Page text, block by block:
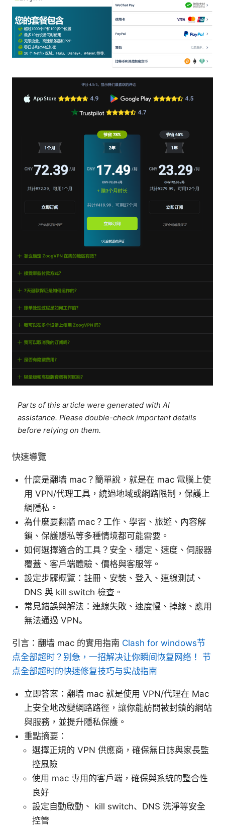
Parts of this article were generated with AI
assistance. Please double-check important details
before relying on them.
快速導覽
什麼是翻墙 mac？簡單說，就是在 mac 電腦上使
用 VPN/代理工具，繞過地域或網路限制，保護上
網隱私。
為什麼要翻牆 mac？工作、學習、旅遊、內容解
鎖、保護隱私等多種情境都可能需要。
如何選擇適合的工具？安全、穩定、速度、伺服器
覆蓋、客戶端體驗、價格與客服等。
設定步驟概覽：註冊、安裝、登入、連線測試、
DNS 與 kill switch 檢查。
常見錯誤與解法：連線失敗、速度慢、掉線、應用
無法通過 VPN。
引言：翻墙 mac 的實用指南 Clash for windows节
点全部超时？别急，一招解决让你瞬间恢复网络！ 节
点全部超时的快速修复技巧与实战指南
立即答案：翻墙 mac 就是使用 VPN/代理在 Mac
上安全地改變網路路徑，讓你能訪問被封鎖的網站
與服務，並提升隱私保護。
重點摘要：
選擇正規的 VPN 供應商，確保無日誌與家長監
控風險
使用 mac 專用的客戶端，確保與系統的整合性
良好
設定自動啟動、 kill switch、DNS 洗淨等安全
控管